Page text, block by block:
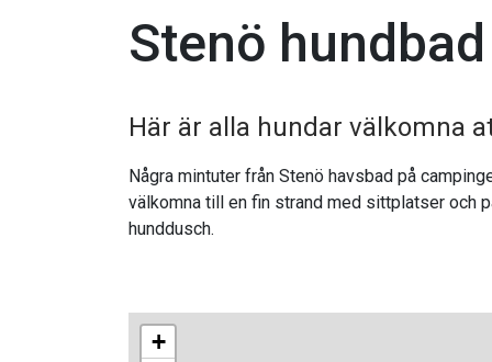
Stenö hundbad
Här är alla hundar välkomna
Några mintuter från Stenö havsbad på
välkomna till en fin strand med sittplatser och
hunddusch.
+